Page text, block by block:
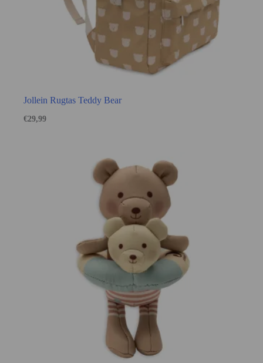
Jollein Rugtas Teddy Bear
€29,99